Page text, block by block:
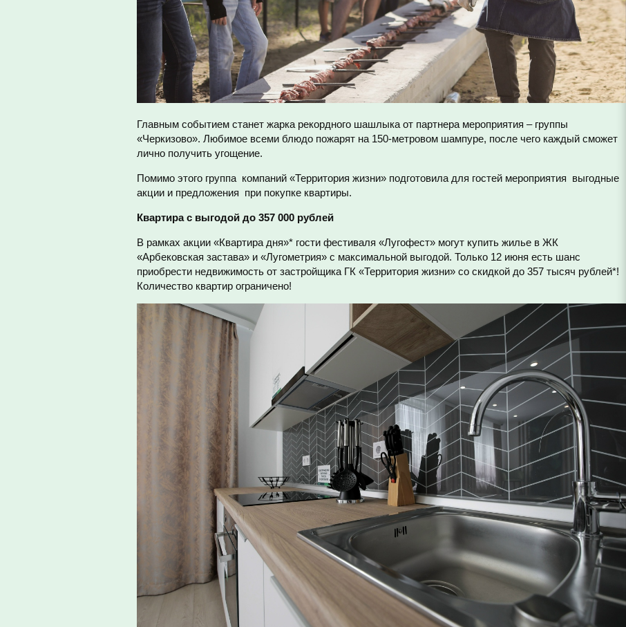
Главным событием станет жарка рекордного шашлыка от партнера мероприятия – группы
«Черкизово». Любимое всеми блюдо пожарят на 150-метровом шампуре, после чего каждый сможет
лично получить угощение.
Помимо этого группа компаний «Территория жизни» подготовила для гостей мероприятия выгодные
акции и предложения при покупке квартиры.
Квартира с выгодой до 357 000 рублей
В рамках акции «Квартира дня»* гости фестиваля «Лугофест» могут купить жилье в ЖК
«Арбековская застава» и «Лугометрия» с максимальной выгодой. Только 12 июня есть шанс
приобрести недвижимость от застройщика ГК «Территория жизни» со скидкой до 357 тысяч рублей*!
Количество квартир ограничено!